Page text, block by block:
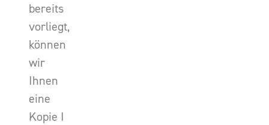
bereits
vorliegt,
können
wir
Ihnen
eine
Kopie I